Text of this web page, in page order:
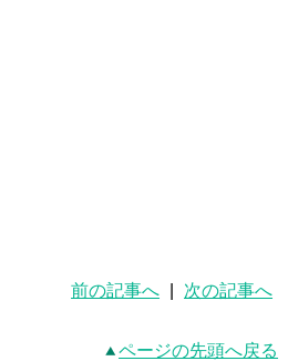
前の記事へ 次の記事へ
ページの先頭へ戻る